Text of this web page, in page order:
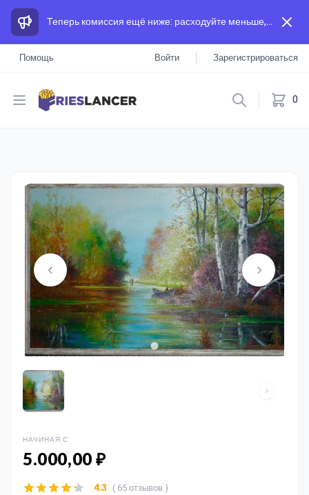
Теперь комиссия ещё ниже: расходуйте меньше, а зарабатывайте больше, чем на других площадках.
Помощь Войти Зарегистрироваться
Open menu 0
НАЧИНАЯ С
5.000,00 ₽
4.3 ( 65 отзывов )